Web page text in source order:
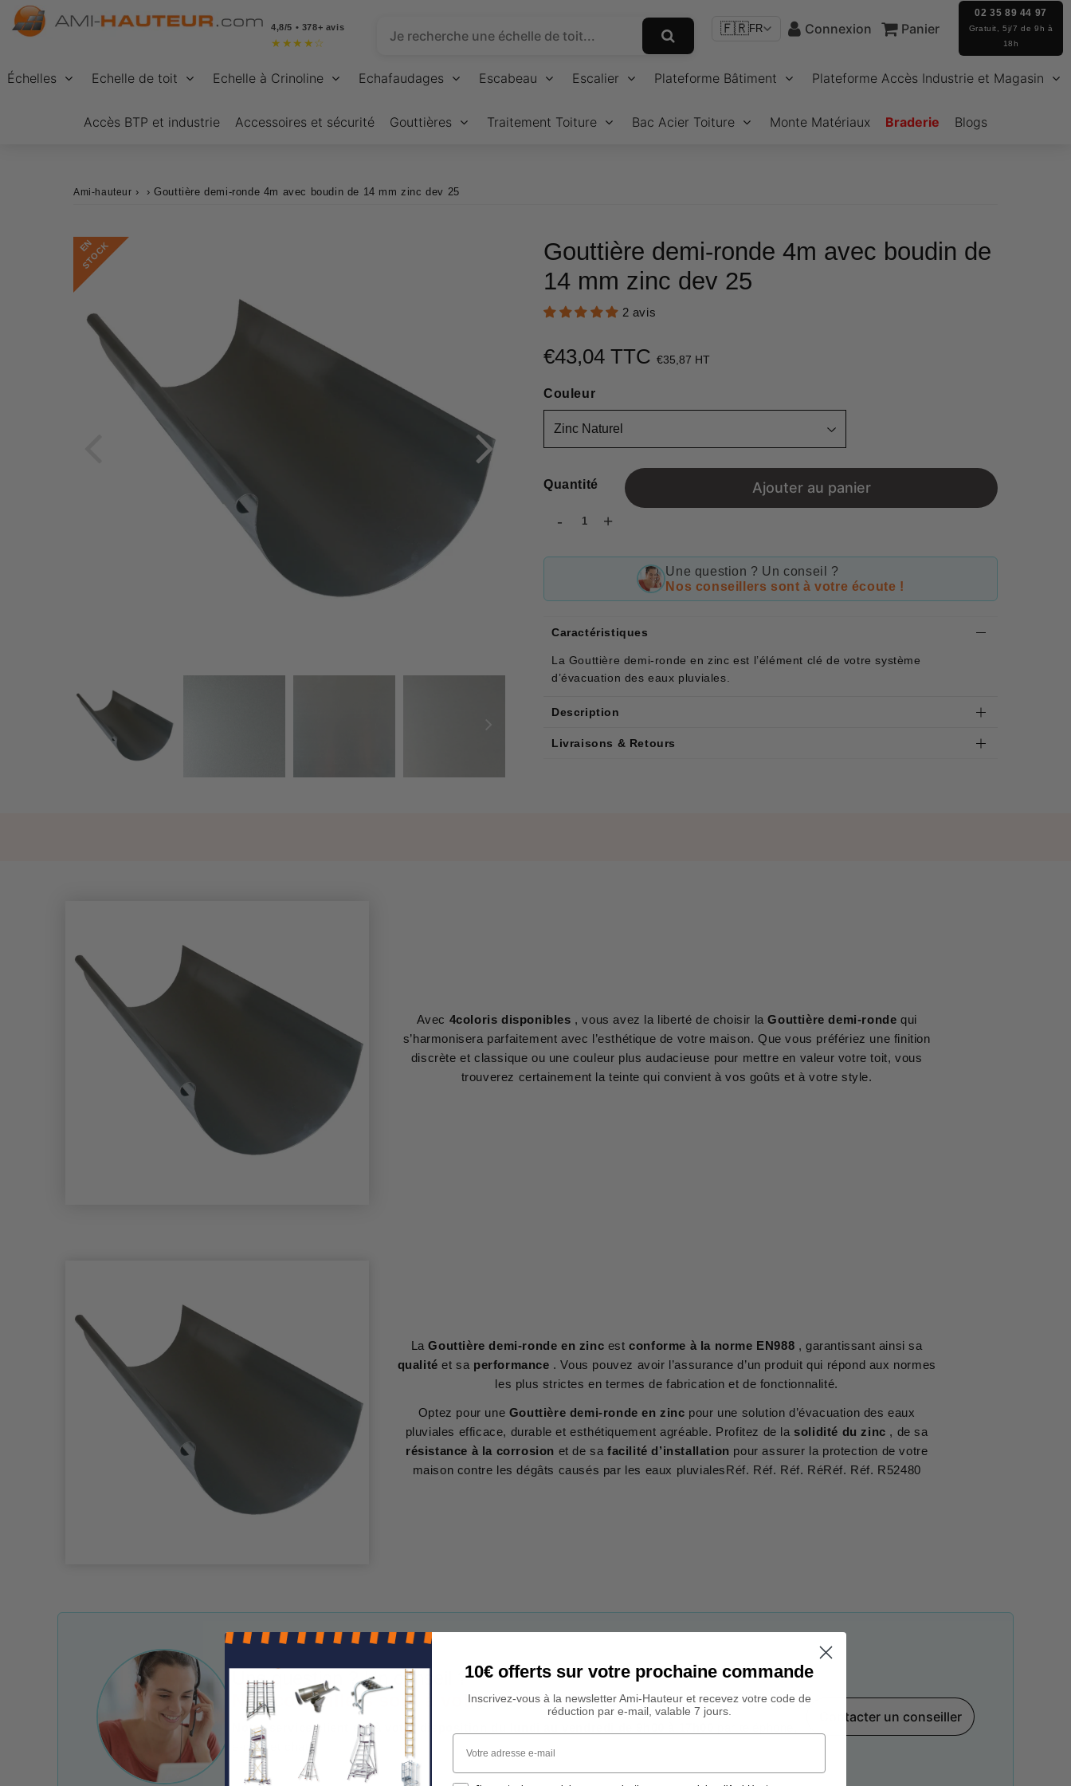
4,8/5 • 378+ avis
★ ★ ★ ★ ☆
🇫🇷FR Connexion Panier
02 35 89 44 97
Gratuit, 5j/7 de 9h à
18h
Échelles Echelle de toit Echelle à Crinoline Echafaudages Escabeau Escalier Plateforme Bâtiment Plateforme Accès Industrie et Magasin
Accès BTP et industrie Accessoires et sécurité Gouttières Traitement Toiture Bac Acier Toiture Monte Matériaux Braderie Blogs
Ami-hauteur › › Gouttière demi-ronde 4m avec boudin de 14 mm zinc dev 25
E
N
S
T
O
C
K
Gouttière demi-ronde 4m avec boudin de
14 mm zinc dev 25
2 avis
€43,04 TTC €35,87 HT
Couleur
Quantité
- +
Ajouter au panier
Une question ? Un conseil ?
Nos conseillers sont à votre écoute !
Caractéristiques
La Gouttière demi-ronde en zinc est l’élément clé de votre système
d’évacuation des eaux pluviales.
Description
Livraisons & Retours
Avec 4coloris disponibles , vous avez la liberté de choisir laGouttière demi-ronde qui
s’harmonisera parfaitement avec l’esthétique de votre maison. Que vous préfériez une finition
discrète et classique ou une couleur plus audacieuse pour mettre en valeur votre toit, vous
trouverez certainement la teinte qui convient à vos goûts et à votre style.
LaGouttière demi-ronde en zinc estconforme à la norme EN988 , garantissant ainsi sa
qualité et sa performance . Vous pouvez avoir l’assurance d’un produit qui répond aux normes
les plus strictes en termes de fabrication et de fonctionnalité.
Optez pour une Gouttière demi-ronde en zinc pour une solution d’évacuation des eaux
pluviales efficace, durable et esthétiquement agréable. Profitez de la solidité du zinc , de sa
résistance à la corrosion et de sa facilité d’installation pour assurer la protection de votre
maison contre les dégâts causés par les eaux pluvialesRéf. Réf. Réf. RéRéf. Réf. R52480
Une question ? Un conseil ?
Nos conseillers sont à votre écoute !
Notre service client est à votre disposition du lundi au vendredi de 9h00 à 17h00
e-mail et chat.
Contacter un conseiller
10€ offerts sur votre prochaine commande
Inscrivez-vous à la newsletter Ami-Hauteur et recevez votre code de
réduction par e-mail, valable 7 jours.
Votre adresse e-mail